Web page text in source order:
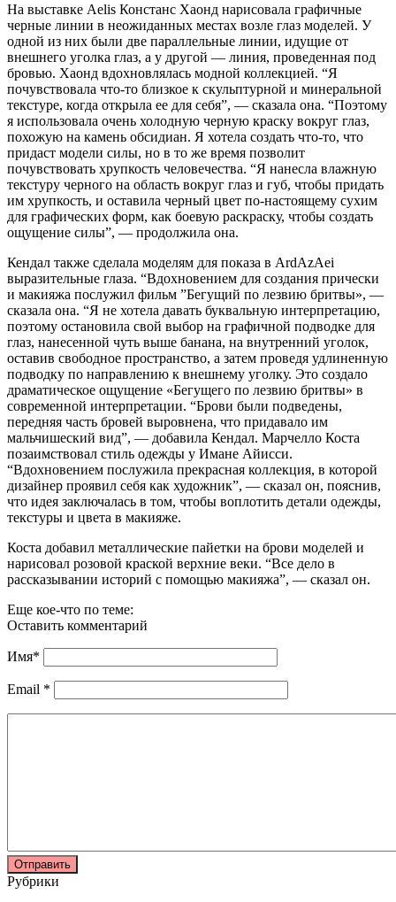
На выставке Aelis Констанс Хаонд нарисовала графичные
черные линии в неожиданных местах возле глаз моделей. У
одной из них были две параллельные линии, идущие от
внешнего уголка глаз, а у другой — линия, проведенная под
бровью. Хаонд вдохновлялась модной коллекцией. “Я
почувствовала что-то близкое к скульптурной и минеральной
текстуре, когда открыла ее для себя”, — сказала она. “Поэтому
я использовала очень холодную черную краску вокруг глаз,
похожую на камень обсидиан. Я хотела создать что-то, что
придаст модели силы, но в то же время позволит
почувствовать хрупкость человечества. “Я нанесла влажную
текстуру черного на область вокруг глаз и губ, чтобы придать
им хрупкость, и оставила черный цвет по-настоящему сухим
для графических форм, как боевую раскраску, чтобы создать
ощущение силы”, — продолжила она.
Кендал также сделала моделям для показа в ArdAzAei
выразительные глаза. “Вдохновением для создания прически
и макияжа послужил фильм ”Бегущий по лезвию бритвы», —
сказала она. “Я не хотела давать буквальную интерпретацию,
поэтому остановила свой выбор на графичной подводке для
глаз, нанесенной чуть выше банана, на внутренний уголок,
оставив свободное пространство, а затем проведя удлиненную
подводку по направлению к внешнему уголку. Это создало
драматическое ощущение «Бегущего по лезвию бритвы» в
современной интерпретации. “Брови были подведены,
передняя часть бровей выровнена, что придавало им
мальчишеский вид”, — добавила Кендал. Марчелло Коста
позаимствовал стиль одежды у Имане Айисси.
“Вдохновением послужила прекрасная коллекция, в которой
дизайнер проявил себя как художник”, — сказал он, пояснив,
что идея заключалась в том, чтобы воплотить детали одежды,
текстуры и цвета в макияже.
Коста добавил металлические пайетки на брови моделей и
нарисовал розовой краской верхние веки. “Все дело в
рассказывании историй с помощью макияжа”, — сказал он.
Еще кое-что по теме:
Оставить комментарий
Имя*
Email *
Рубрики